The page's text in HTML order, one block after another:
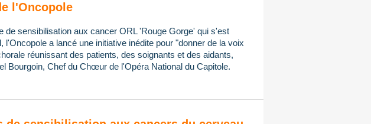
l'Oncopole
de sensibilisation aux cancer ORL 'Rouge Gorge' qui s'est
l'Oncopole a lancé une initiative inédite pour "donner de la voix
réunissant des patients, des soignants et des aidants,
Bourgoin, Chef du Chœur de l'Opéra National du Capitole.